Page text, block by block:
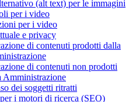
(alt text) per le immagini
per i video
per i video
e privacy
di contenuti prodotti dalla
di contenuti non prodotti
Amministrazione
dei soggetti ritratti
i motori di ricerca (SEO)